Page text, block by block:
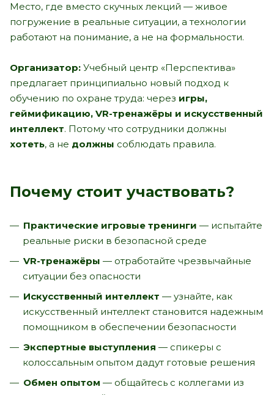
Место, где вместо скучных лекций — живое
погружение в реальные ситуации, а технологии
работают на понимание, а не на формальности.
Организатор: Учебный центр «Перспектива»
предлагает принципиально новый подход к
обучению по охране труда: через игры,
геймификацию, VR-тренажёры и искусственный
интеллект. Потому что сотрудники должны
хотеть, а не должны соблюдать правила.
Почему стоит участвовать?
Практические игровые тренинги — испытайте
реальные риски в безопасной среде
VR-тренажёры — отработайте чрезвычайные
ситуации без опасности
Искусственный интеллект — узнайте, как
искусственный интеллект становится надежным
помощником в обеспечении безопасности
Экспертные выступления — спикеры с
колоссальным опытом дадут готовые решения
Обмен опытом — общайтесь с коллегами из